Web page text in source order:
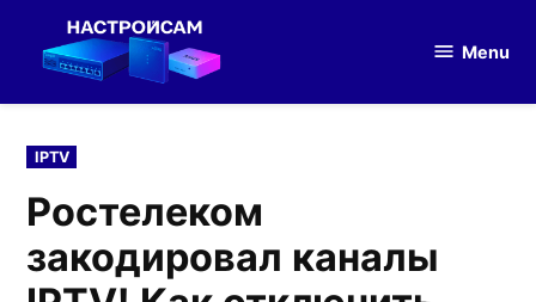
оборудования
Menu
POSTED
IN
IPTV
Ростелеком
закодировал каналы